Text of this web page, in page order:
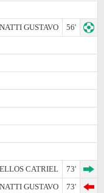
GUSTAVO
56'
CATRIEL
73'
GUSTAVO
73'